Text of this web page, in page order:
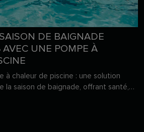
DE BAIGNADE
UNE POMPE À
à chaleur de piscine : une solution
la saison de baignade, offrant santé,